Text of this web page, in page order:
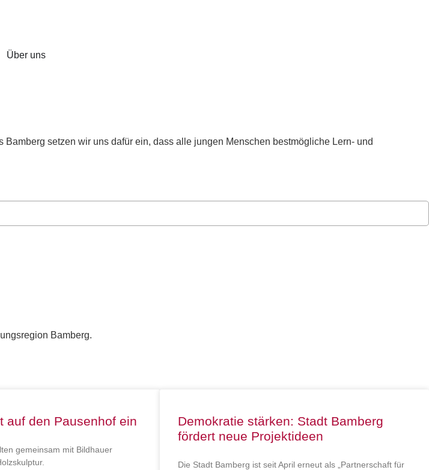
Über uns
setzen wir uns dafür ein, dass alle jungen Menschen bestmögliche Lern- und
Bamberg.
auf den Pausenhof ein
gemeinsam mit Bildhauer
Demokratie stärken: Stadt Bamberg
fördert neue Projektideen
Die Stadt Bamberg ist seit April erneut als „Partnerschaft für